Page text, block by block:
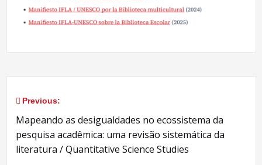
Navegação
de
Post
Previous:
Mapeando as desigualdades no ecossistema da
pesquisa acadêmica: uma revisão sistemática da
literatura / Quantitative Science Studies